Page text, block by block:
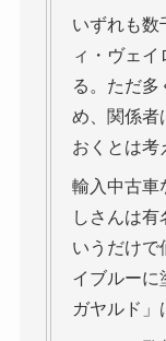
いずれも数
ィ・ヴェ
る。ただ多
め、関係者
おくとは考
輸入中古車
しさんは有
いうだけで
イブルーに
ガヤルド」